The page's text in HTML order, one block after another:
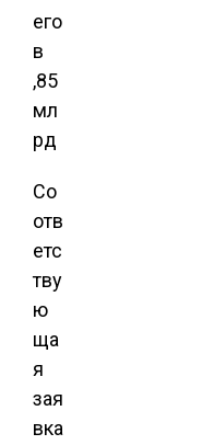
Со
отв
етс
тву
ю
ща
я
зая
вка